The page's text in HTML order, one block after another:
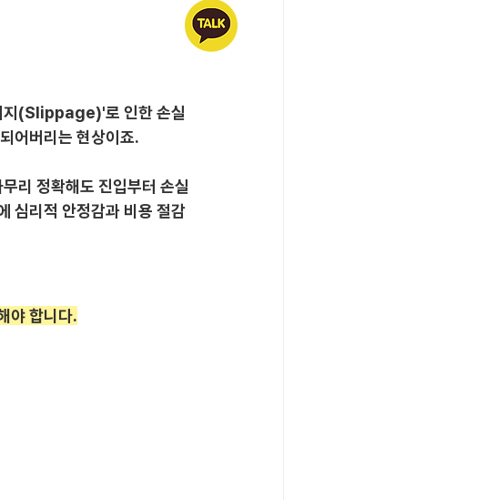
지(Slippage)'로 인한 손실
어버리는 현상이죠.
리 정확해도 진입부터 손실
심리적 안정감과 비용 절감
야 합니다.